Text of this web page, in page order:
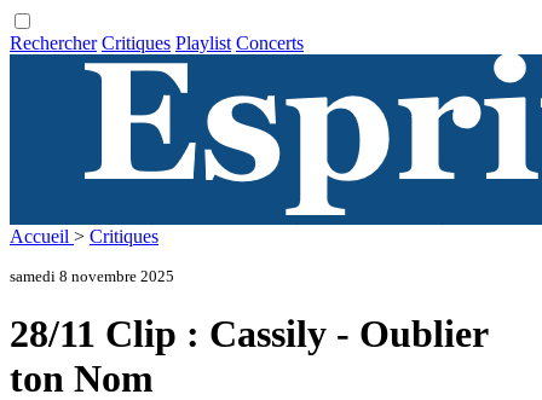
Rechercher Critiques Playlist Concerts
Accueil > Critiques
samedi 8 novembre 2025
28/11 Clip : Cassily - Oublier
ton Nom